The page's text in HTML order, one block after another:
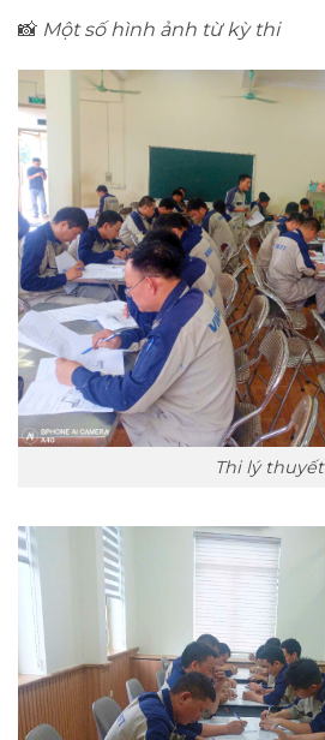
📸 Một số hình ảnh từ kỳ thi
Thi lý thuyết